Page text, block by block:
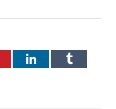
LinkedInTumblr